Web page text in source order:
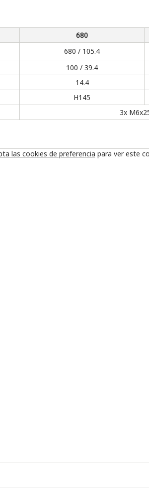
680
680 / 105.4
100 / 39.4
14.4
H145
3x
las cookies de preferencia para ver este